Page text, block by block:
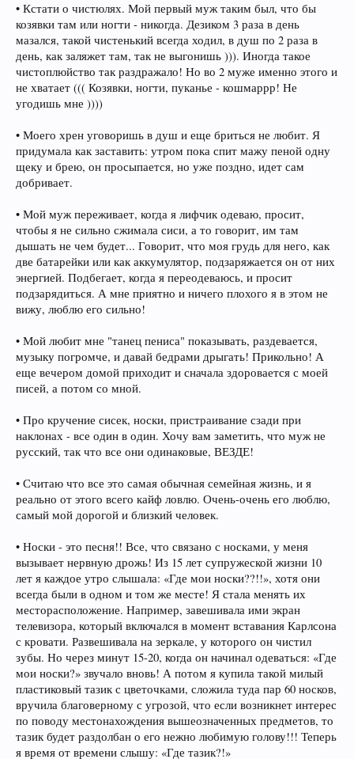
• Кстати о чистюлях. Мой первый муж таким был, что бы
козявки там или ногти - никогда. Дезиком 3 раза в день
мазался, такой чистенький всегда ходил, в душ по 2 раза в
день, как заляжет там, так не выгонишь ))). Иногда такое
чистоплюйство так раздражало! Но во 2 муже именно этого и
не хватает ((( Козявки, ногти, пуканье - кошмаррр! Не
угодишь мне ))))
• Моего хрен уговоришь в душ и еще бриться не любит. Я
придумала как заставить: утром пока спит мажу пеной одну
щеку и брею, он просыпается, но уже поздно, идет сам
добривает.
• Мой муж переживает, когда я лифчик одеваю, просит,
чтобы я не сильно сжимала сиси, а то говорит, им там
дышать не чем будет... Говорит, что моя грудь для него, как
две батарейки или как аккумулятор, подзаряжается он от них
энергией. Подбегает, когда я переодеваюсь, и просит
подзарядиться. А мне приятно и ничего плохого я в этом не
вижу, люблю его сильно!
• Мой любит мне "танец пениса" показывать, раздевается,
музыку погромче, и давай бедрами дрыгать! Прикольно! А
еще вечером домой приходит и сначала здоровается с моей
писей, а потом со мной.
• Про кручение сисек, носки, пристраивание сзади при
наклонах - все один в один. Хочу вам заметить, что муж не
русский, так что все они одинаковые, ВЕЗДЕ!
• Считаю что все это самая обычная семейная жизнь, и я
реально от этого всего кайф ловлю. Очень-очень его люблю,
самый мой дорогой и близкий человек.
• Носки - это песня!! Все, что связано с носками, у меня
вызывает нервную дрожь! Из 15 лет супружеской жизни 10
лет я каждое утро слышала: «Где мои носки??!!», хотя они
всегда были в одном и том же месте! Я стала менять их
месторасположение. Например, завешивала ими экран
телевизора, который включался в момент вставания Карлсона
с кровати. Развешивала на зеркале, у которого он чистил
зубы. Но через минут 15-20, когда он начинал одеваться: «Где
мои носки?» звучало вновь! А потом я купила такой милый
пластиковый тазик с цветочками, сложила туда пар 60 носков,
вручила благоверному с угрозой, что если возникнет интерес
по поводу местонахождения вышеозначенных предметов, то
тазик будет раздолбан о его нежно любимую голову!!! Теперь
я время от времени слышу: «Где тазик?!»